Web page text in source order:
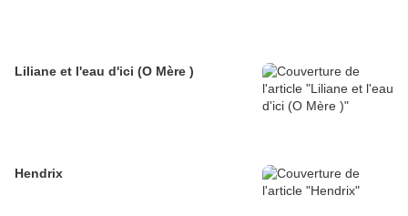
Liliane et l'eau d'ici (O Mère )
Hendrix